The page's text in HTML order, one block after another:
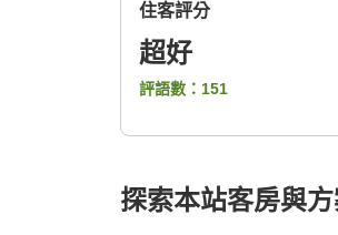
住客評分
超好
評語數： 151
探索本站客房與